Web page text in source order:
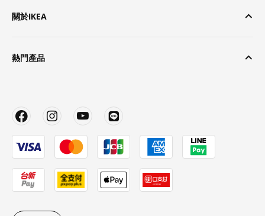
關於IKEA
熱門產品